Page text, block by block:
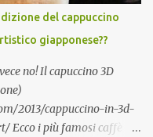
vous pour vous y
une-barriere-pour-
del cappuccino
giapponese??
no! Il capuccino 3D
2013/cappuccino-in-3d-
i più famosi caffè